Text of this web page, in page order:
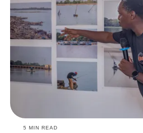
5 MIN READ